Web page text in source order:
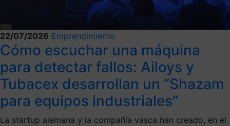
22/07/2026 Emprendimiento
Cómo escuchar una máquina
para detectar fallos: Ailoys y
Tubacex desarrollan un “Shazam
para equipos industriales”
La startup alemana y la compañía vasca han creado, en el